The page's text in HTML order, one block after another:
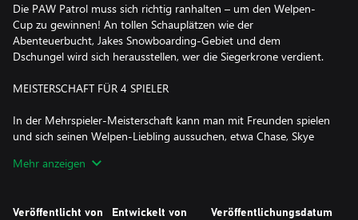
Die PAW Patrol muss sich richtig ranhalten – um den Welpen-
Cup zu gewinnen! An tollen Schauplätzen wie der
Abenteuerbucht, Jakes Snowboarding-Gebiet und dem
Dschungel wird sich herausstellen, wer die Siegerkrone verdient.
MEISTERSCHAFT FÜR 4 SPIELER
In der Mehrspieler-Meisterschaft kann man mit Freunden spielen
und sich seinen Welpen-Liebling aussuchen, etwa Chase, Skye
an jeder Ecke lauern und euer Rennen ins Chaos stürzen!
Mehr anzeigen
Veröffentlicht von Entwickelt von Veröffentlichungsdatum